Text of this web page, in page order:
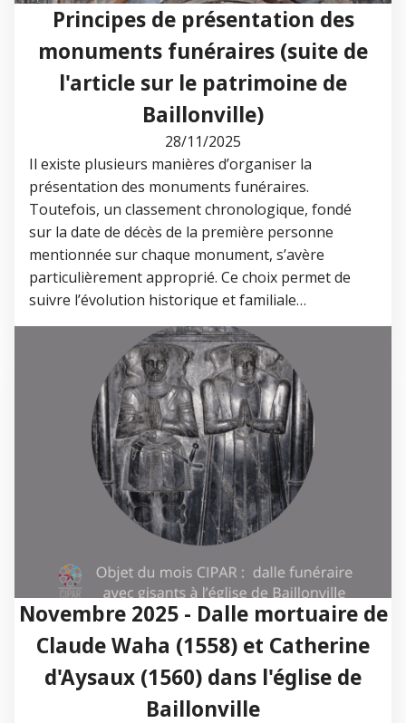
Principes de présentation des
monuments funéraires (suite de
l'article sur le patrimoine de
Baillonville)
28/11/2025
Il existe plusieurs manières d’organiser la
présentation des monuments funéraires.
Toutefois, un classement chronologique, fondé
sur la date de décès de la première personne
mentionnée sur chaque monument, s’avère
particulièrement approprié. Ce choix permet de
suivre l’évolution historique et familiale…
Novembre 2025 - Dalle mortuaire de
Claude Waha (1558) et Catherine
d'Aysaux (1560) dans l'église de
Baillonville